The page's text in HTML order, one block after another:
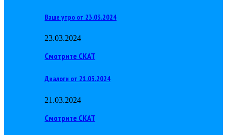
Ваше утро от 23.03.2024
23.03.2024
Смотрите СКАТ
Диалоги от 21.03.2024
21.03.2024
Смотрите СКАТ